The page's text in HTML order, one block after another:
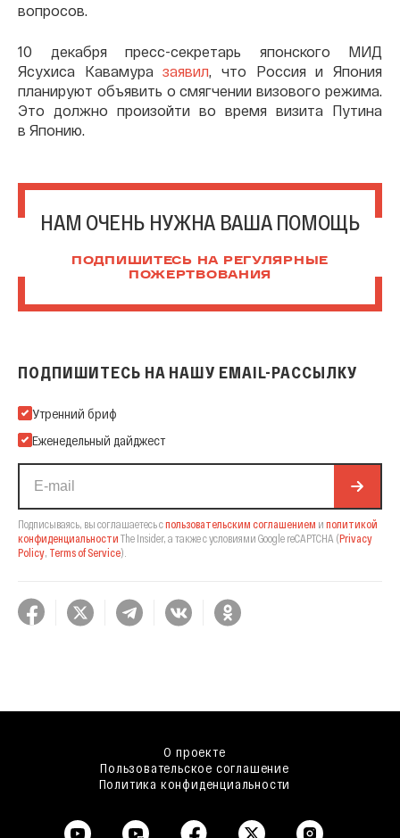
вопросов.
10 декабря пресс-секретарь японского МИД
Ясухиса Кавамуразаявил, что Россия и Япония
планируют объявить о смягчении визового режима.
Это должно произойти во время визита Путина
в Японию.
НАМ ОЧЕНЬ НУЖНА ВАША ПОМОЩЬ
ПОДПИШИТЕСЬ НА РЕГУЛЯРНЫЕ
ПОЖЕРТВОВАНИЯ
ПОДПИШИТЕСЬ НА НАШУ EMAIL-РАССЫЛКУ
Подпишитесь на нашу Email-рассылку
Утренний бриф
Еженедельный дайджест
Подписываясь, вы соглашаетесь спользовательским соглашением и политикой
конфиденциальности The Insider, а также с условиями Google reCAPTCHA (Privacy
Policy, Terms of Service).
О проекте
Пользовательское соглашение
Политика конфиденциальности